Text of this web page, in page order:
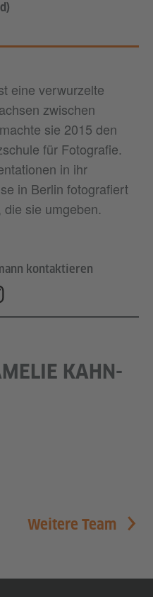
eine verwurzelte
zwischen
sie 2015 den
für Fotografie.
in ihr
in Berlin fotografiert
sie umgeben.
kontaktieren
KAHN-
Weitere Team